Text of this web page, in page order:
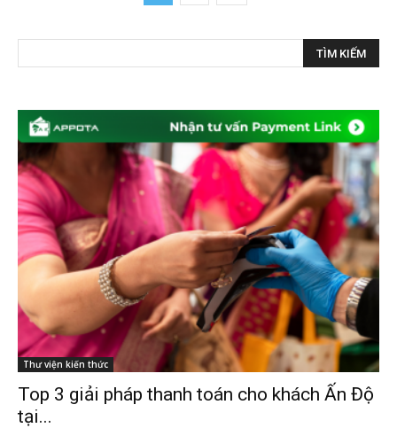
Thư viện kiến thức
Top 3 giải pháp thanh toán cho khách Ấn Độ
tại...